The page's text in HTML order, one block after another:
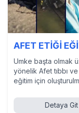
AFET ETİĞİ
Umke başta olmak
yönelik Afet tıbbı
eğitim için
Detaya Git